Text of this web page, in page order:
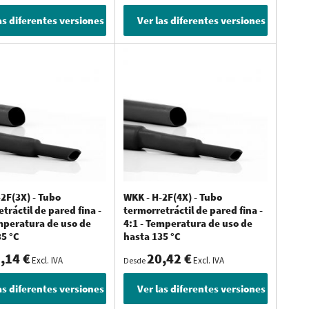
piezas:
conector
retardante de llama y auto extinguible y la extensión de la
bases, cloruros, etcétera
niveles de protección en estas cinco partes. Un tubo
lógicamente no.
diferentes versiones Ver las diferentes versiones
- Tubo
de pared fina -
de uso de
°C
€Excl. IVA
diferentes versiones
WKK - H-2F(4X) - Tubo
termorretráctil de pared fina -
4:1 - Temperatura de uso de
hasta 135 °C
Desde20,42 €Excl. IVA
Ver las diferentes versiones